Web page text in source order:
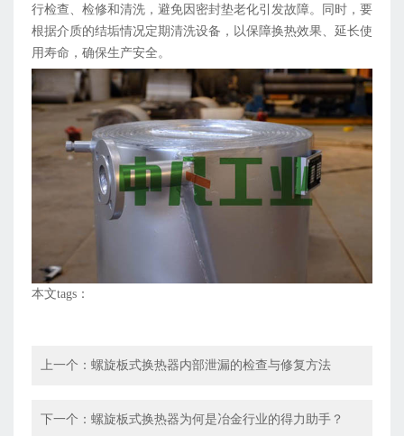
行检查、检修和清洗，避免因密封垫老化引发故障。同时，要
根据介质的结垢情况定期清洗设备，以保障换热效果、延长使
用寿命，确保生产安全。
本文tags：
上一个： 螺旋板式换热器内部泄漏的检查与修复方法
下一个： 螺旋板式换热器为何是冶金行业的得力助手？​